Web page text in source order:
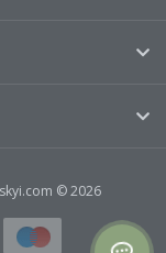
© 2026